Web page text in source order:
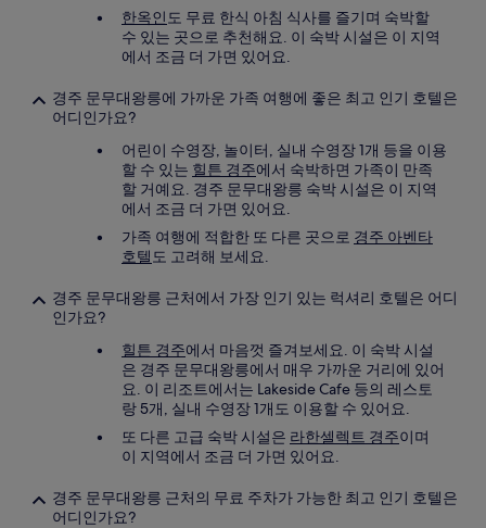
한옥인도 무료 한식 아침 식사를 즐기며 숙박할
수 있는 곳으로 추천해요. 이 숙박 시설은 이 지역
에서 조금 더 가면 있어요.
경주 문무대왕릉에 가까운 가족 여행에 좋은 최고 인기 호텔은
어디인가요?
어린이 수영장, 놀이터, 실내 수영장 1개 등을 이용
할 수 있는 힐튼 경주에서 숙박하면 가족이 만족
할 거예요. 경주 문무대왕릉 숙박 시설은 이 지역
에서 조금 더 가면 있어요.
가족 여행에 적합한 또 다른 곳으로 경주 아벤타
호텔도 고려해 보세요.
경주 문무대왕릉 근처에서 가장 인기 있는 럭셔리 호텔은 어디
인가요?
힐튼 경주에서 마음껏 즐겨보세요. 이 숙박 시설
은 경주 문무대왕릉에서 매우 가까운 거리에 있어
요. 이 리조트에서는 Lakeside Cafe 등의 레스토
랑 5개, 실내 수영장 1개도 이용할 수 있어요.
또 다른 고급 숙박 시설은 라한셀렉트 경주이며
이 지역에서 조금 더 가면 있어요.
경주 문무대왕릉 근처의 무료 주차가 가능한 최고 인기 호텔은
어디인가요?